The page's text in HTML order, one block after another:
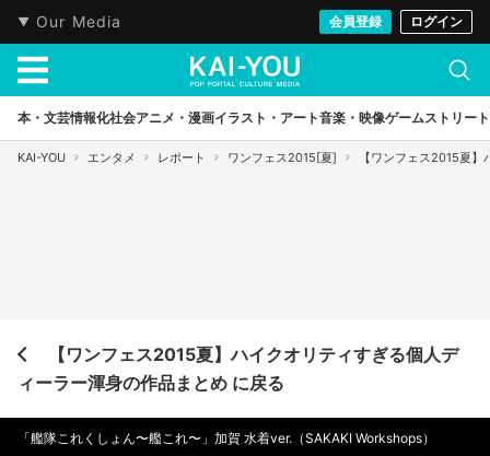
Our Media 会員登録 ログイン
本・文芸情報化社会アニメ・漫画イラスト・アート音楽・映像ゲームストリート
KAI-YOU エンタメ レポート ワンフェス2015[夏] 【ワンフェス2015夏
【ワンフェス2015夏】ハイクオリティすぎる個人デ
ィーラー渾身の作品まとめ に戻る
「艦隊これくしょん〜艦これ〜」加賀 水着ver.（SAKAKI Workshops）